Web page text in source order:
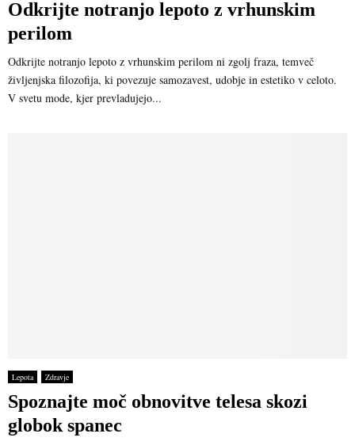
Odkrijte notranjo lepoto z vrhunskim
perilom
Odkrijte notranjo lepoto z vrhunskim perilom ni zgolj fraza, temveč
življenjska filozofija, ki povezuje samozavest, udobje in estetiko v celoto.
V svetu mode, kjer prevladujejo...
Lepota Zdravje
Spoznajte moč obnovitve telesa skozi
globok spanec